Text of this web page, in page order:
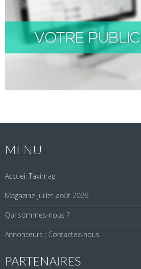
MENU
Accueil Taximag
Magazine juillet août 2026
Qui sommes-nous ?
Annonceurs : Contactez-nous
PARTENAIRES